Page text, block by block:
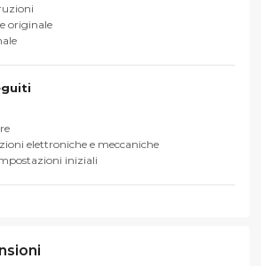
originale
elettroniche e meccaniche
iniziali